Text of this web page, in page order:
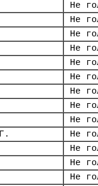
Не
Не
Не
Не
Не
Не
Не
Не
Не
Не
Не
Не
Не